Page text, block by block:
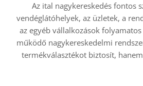
Az ital nagykereskedés fontos
vendéglátóhelyek, az üzletek, a
az egyéb vállalkozások
működő nagykereskedelmi
termékválasztékot biztosít,